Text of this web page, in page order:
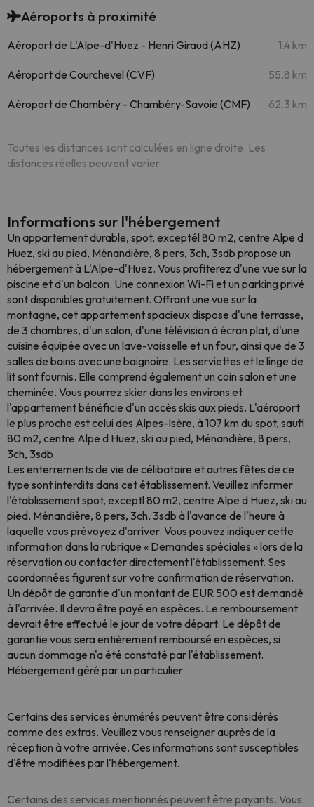
Aéroports à proximité
Aéroport de L'Alpe-d'Huez - Henri Giraud (AHZ) 1.4 km
Aéroport de Courchevel (CVF) 55.8 km
Aéroport de Chambéry - Chambéry-Savoie (CMF) 62.3 km
Toutes les distances sont calculées en ligne droite. Les
distances réelles peuvent varier.
Informations sur l'hébergement
Un appartement durable, spot, exceptél 80 m2, centre Alpe d
Huez, ski au pied, Ménandière, 8 pers, 3ch, 3sdb propose un
hébergement à L'Alpe-d'Huez. Vous profiterez d'une vue sur la
piscine et d'un balcon. Une connexion Wi-Fi et un parking privé
sont disponibles gratuitement. Offrant une vue sur la
montagne, cet appartement spacieux dispose d'une terrasse,
de 3 chambres, d'un salon, d'une télévision à écran plat, d'une
cuisine équipée avec un lave-vaisselle et un four, ainsi que de 3
salles de bains avec une baignoire. Les serviettes et le linge de
lit sont fournis. Elle comprend également un coin salon et une
cheminée. Vous pourrez skier dans les environs et
l'appartement bénéficie d'un accès skis aux pieds. L'aéroport
le plus proche est celui des Alpes-Isère, à 107 km du spot, saufl
80 m2, centre Alpe d Huez, ski au pied, Ménandière, 8 pers,
3ch, 3sdb.
Les enterrements de vie de célibataire et autres fêtes de ce
type sont interdits dans cet établissement. Veuillez informer
l'établissement spot, exceptl 80 m2, centre Alpe d Huez, ski au
pied, Ménandière, 8 pers, 3ch, 3sdb à l'avance de l'heure à
laquelle vous prévoyez d'arriver. Vous pouvez indiquer cette
information dans la rubrique « Demandes spéciales » lors de la
réservation ou contacter directement l'établissement. Ses
coordonnées figurent sur votre confirmation de réservation.
Un dépôt de garantie d'un montant de EUR 500 est demandé
à l'arrivée. Il devra être payé en espèces. Le remboursement
devrait être effectué le jour de votre départ. Le dépôt de
garantie vous sera entièrement remboursé en espèces, si
aucun dommage n'a été constaté par l'établissement.
Hébergement géré par un particulier
Certains des services énumérés peuvent être considérés
comme des extras. Veuillez vous renseigner auprès de la
réception à votre arrivée. Ces informations sont susceptibles
d'être modifiées par l'hébergement.
Certains des services mentionnés peuvent être payants. Vous